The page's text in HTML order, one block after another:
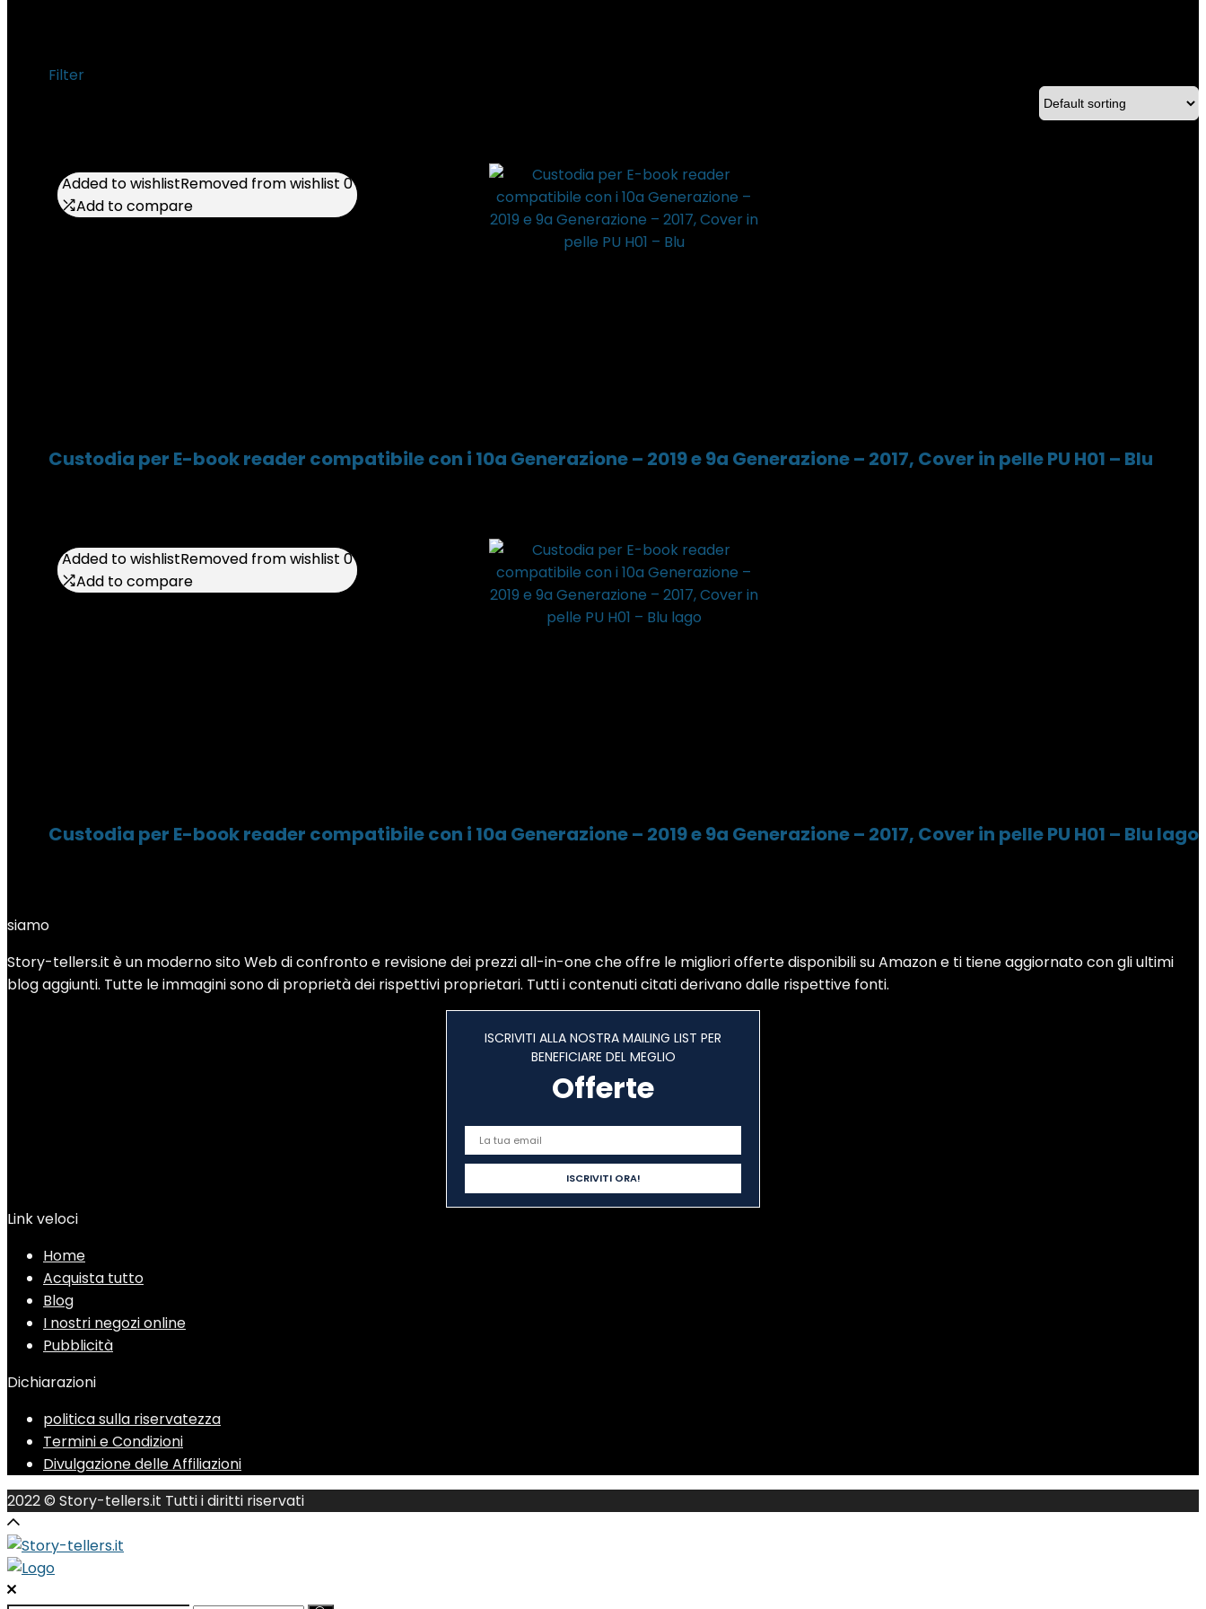
Filter
Added to wishlistRemoved from wishlist 0
Add to compare
Custodia per E-book reader compatibile con i 10a Generazione – 2019 e 9a Generazione – 2017, Cover in pelle PU H01 – Blu
Added to wishlistRemoved from wishlist 0
Add to compare
Added to wishlistRemoved from wishlist 0
Add to compare
Custodia per E-book reader compatibile con i 10a Generazione – 2019 e 9a Generazione – 2017, Cover in pelle PU H01 – Blu lago
Added to wishlistRemoved from wishlist 0
Add to compare
siamo
Story-tellers.it è un moderno sito Web di confronto e revisione dei prezzi all-in-one che offre le migliori offerte disponibili su Amazon e ti tiene aggiornato con gli ultimi
blog aggiunti. Tutte le immagini sono di proprietà dei rispettivi proprietari. Tutti i contenuti citati derivano dalle rispettive fonti.
ISCRIVITI ALLA NOSTRA MAILING LIST PER
BENEFICIARE DEL MEGLIO
Offerte
Link veloci
Home
Acquista tutto
Blog
I nostri negozi online
Pubblicità
Dichiarazioni
politica sulla riservatezza
Termini e Condizioni
Divulgazione delle Affiliazioni
2022 © Story-tellers.it Tutti i diritti riservati